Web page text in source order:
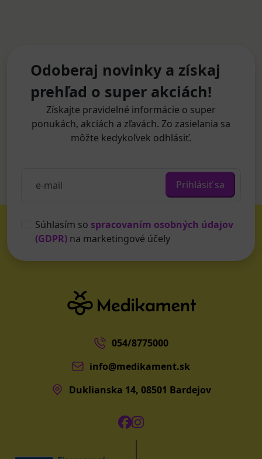
Odoberaj novinky a získaj
prehľad o super akciách!
Získajte pravidelné informácie o super
ponukách, akciách a zľavách. Zo zasielania sa
môžte kedykoľvek odhlásiť.
Prihlásiť sa
Súhlasím so spracovaním osobných údajov
(GDPR) na marketingové účely
054/8775000
info@medikament.sk
Duklianska 14, 08501 Bardejov